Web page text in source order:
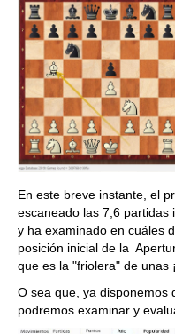
En este breve instante, el
escaneado las 7,6 partidas
y ha examinado en cuáles
posición inicial de la
que es la "friolera" de unas
O sea que, ya disponemos
podremos examinar y